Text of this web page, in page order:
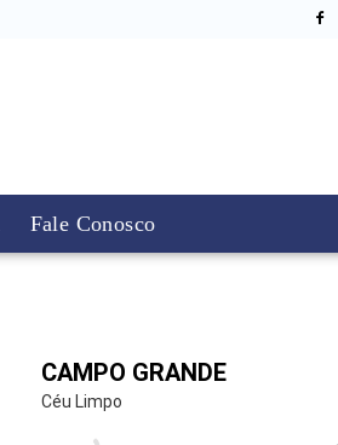
Fale Conosco
CAMPO GRANDE
Céu Limpo